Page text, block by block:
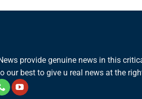
provide genuine news in this
our best to give u real news at the